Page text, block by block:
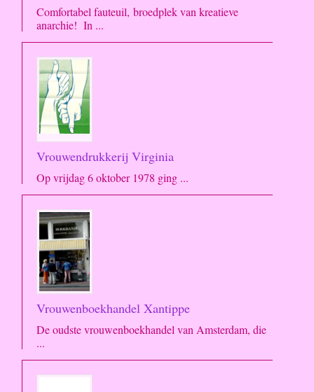
Comfortabel fauteuil, broedplek van kreatieve
anarchie! In ...
Vrouwendrukkerij Virginia
Op vrijdag 6 oktober 1978 ging ...
Vrouwenboekhandel Xantippe
De oudste vrouwenboekhandel van Amsterdam, die
...